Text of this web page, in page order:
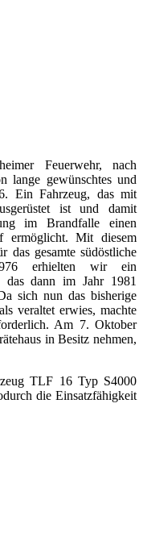
Feuerwehr, nach
lange gewünschtes und
Ein Fahrzeug, das mit
ist und damit
im Brandfalle einen
ermöglicht. Mit diesem
das gesamte südöstliche
erhielten wir ein
das dann im Jahr 1981
sich nun das bisherige
veraltet erwies, machte
Am 7. Oktober
in Besitz nehmen,
TLF 16 Typ S4000
die Einsatzfähigkeit